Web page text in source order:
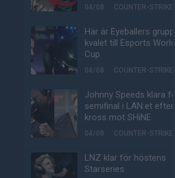
04/08 COUNTER-STRIKE
Här är Eyeballers grupp i
kvalet till Esports World
Cup
04/08 COUNTER-STRIKE
Johnny Speeds klara för
semifinal i LAN:et efter
kross mot SHiNE
04/08 COUNTER-STRIKE
LNZ klar för höstens
Starseries